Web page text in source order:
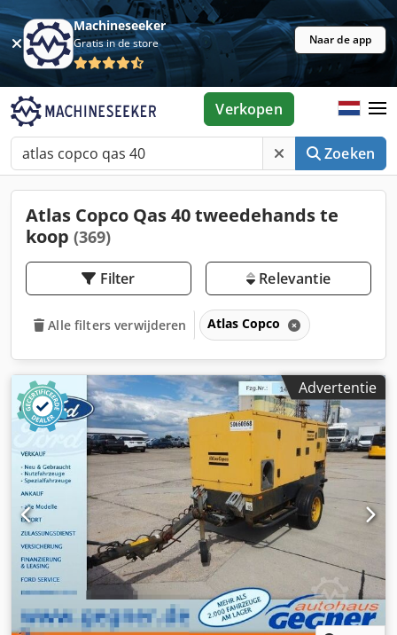
Machineseeker
Gratis in de store Naar de app
Zoeken
Verkopen
Atlas Copco Qas 40 tweedehands te
koop (369)
Filter Relevantie
Alle filters verwijderen Atlas Copco
Advertentie